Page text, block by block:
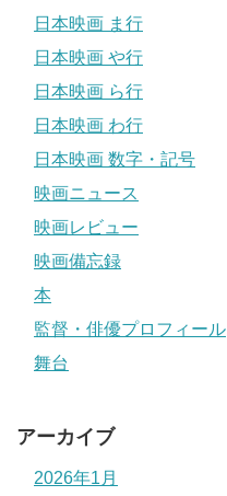
日本映画 ま行
日本映画 や行
日本映画 ら行
日本映画 わ行
日本映画 数字・記号
映画ニュース
映画レビュー
映画備忘録
本
監督・俳優プロフィール
舞台
アーカイブ
2026年1月